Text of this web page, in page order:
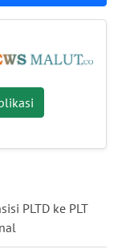
PLTD ke PLT